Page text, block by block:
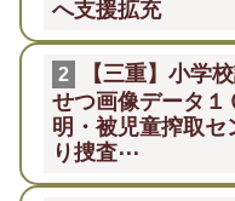
へ支援拡充
2
【三重】小学
せつ画像データ
明・被児童搾取
り捜査⋯